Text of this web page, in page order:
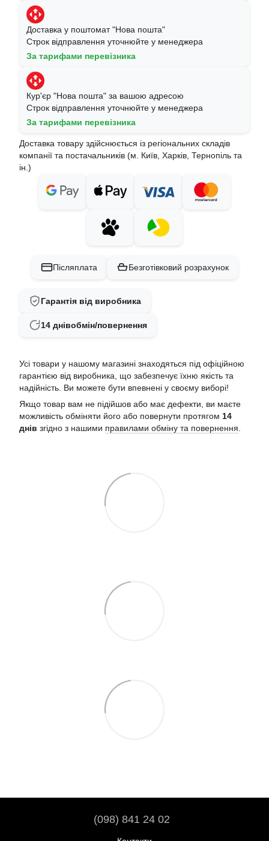
Доставка у поштомат "Нова пошта"
Строк відправлення уточнюйте у менеджера
За тарифами перевізника
Кур'єр "Нова пошта" за вашою адресою
Строк відправлення уточнюйте у менеджера
За тарифами перевізника
Доставка товару здійснюється із регіональних складів
компанії та постачальників (м. Київ, Харків, Тернопіль та
ін.)
Післяплата Безготівковий розрахунок
Гарантія від виробника
14 днівобмін/повернення
Усі товари у нашому магазині знаходяться під офіційною
гарантією від виробника, що забезпечує їхню якість та
надійність. Ви можете бути впевнені у своєму виборі!
Якщо товар вам не підійшов або має дефекти, ви маєте
можливість обміняти його або повернути протягом 14
днів згідно з нашими правилами обміну та повернення
(098) 841 24 02